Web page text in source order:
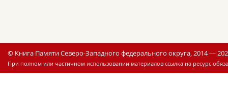
© Книга Памяти Северо-Западного федерального округа, 2014 —
При полном или частичном использовании материалов ссылка на ресурс